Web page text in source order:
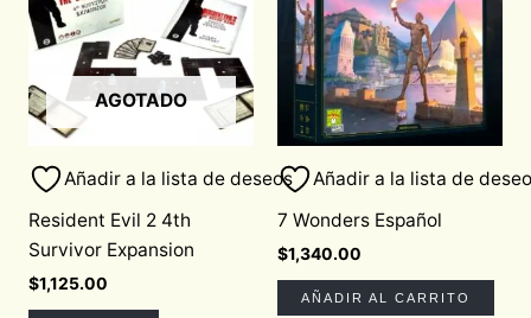
AGOTADO
Añadir a la lista de deseos
Resident Evil 2 4th
Survivor Expansion
$1,125.00
Añadir a la lista de
7 Wonders Español
$1,340.00
AÑADIR AL CARRITO